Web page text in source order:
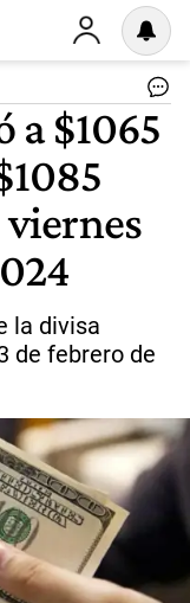
a $1065
la divisa
de febrero de